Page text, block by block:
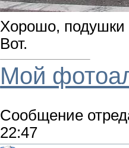
Хорошо, подушки
Вот.
Мой
Сообщение
22:47